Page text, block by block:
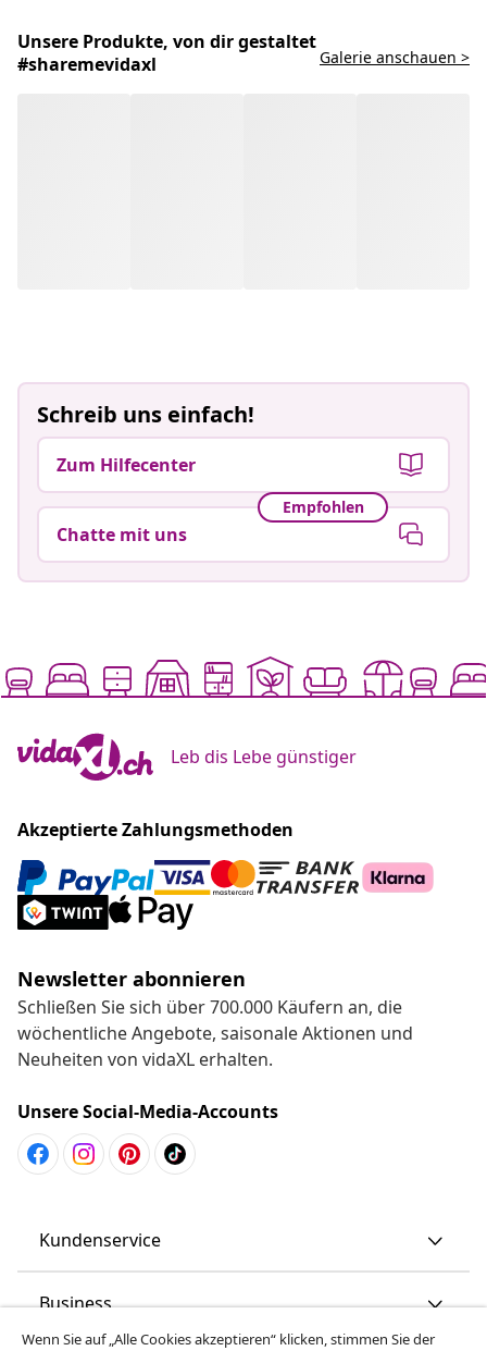
Unsere Produkte, von dir gestaltet
#sharemevidaxl
Galerie anschauen >
Schreib uns einfach!
Zum Hilfecenter
Empfohlen
Chatte mit uns
Leb dis Lebe günstiger
Akzeptierte Zahlungsmethoden
Newsletter abonnieren
Schließen Sie sich über 700.000 Käufern an, die
wöchentliche Angebote, saisonale Aktionen und
Neuheiten von vidaXL erhalten.
Unsere Social-Media-Accounts
Kundenservice
Business
Wenn Sie auf „Alle Cookies akzeptieren“ klicken, stimmen Sie der